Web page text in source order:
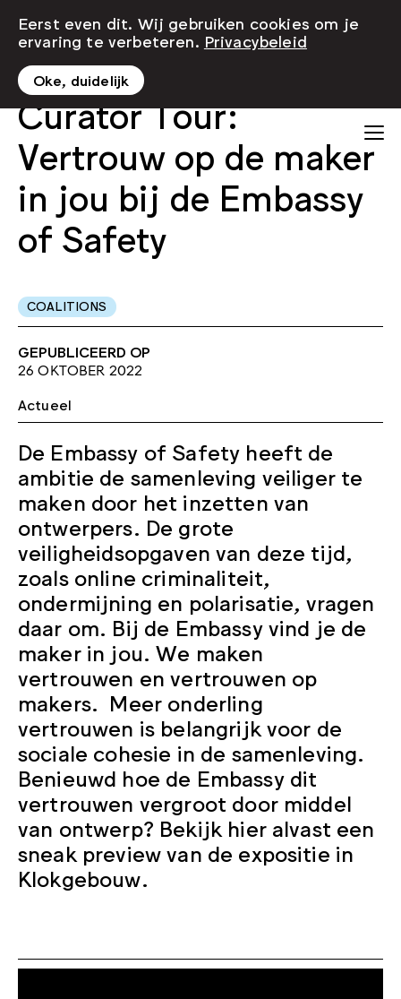
Curator Tour:
Vertrouw op de maker
in jou bij de Embassy
of Safety
COALITIONS
GEPUBLICEERD OP
26 OKTOBER 2022
Actueel
De Embassy of Safety heeft de
ambitie de samenleving veiliger te
maken door het inzetten van
ontwerpers. De grote
veiligheidsopgaven van deze tijd,
zoals online criminaliteit,
ondermijning en polarisatie, vragen
daar om. Bij de Embassy vind je de
maker in jou. We maken
vertrouwen en vertrouwen op
makers. Meer onderling
vertrouwen is belangrijk voor de
sociale cohesie in de samenleving.
Benieuwd hoe de Embassy dit
vertrouwen vergroot door middel
van ontwerp? Bekijk hier alvast een
sneak preview van de expositie in
Klokgebouw.
Eerst even dit. Wij gebruiken cookies om je
ervaring te verbeteren. Privacybeleid
Oke, duidelijk